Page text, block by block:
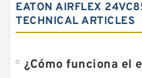
EATON AIRFLEX
TECHNICAL ARTICLES
¿Cómo funciona el